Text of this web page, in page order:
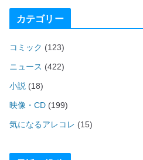
カテゴリー
コミック (123)
ニュース (422)
小説 (18)
映像・CD (199)
気になるアレコレ (15)